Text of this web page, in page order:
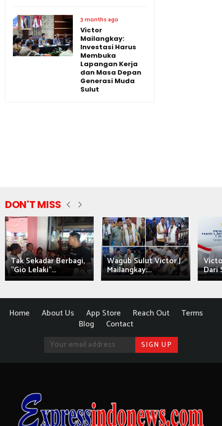
3 months ago
Victor
Mailangkay:
Investasi Harus
Membuka
Lapangan Kerja
dan Masa Depan
Generasi Muda
Sulut
DON'T MISS
Tak Sekadar Berbagi,
"Gio Lelaki"...
Wagub Sulut Victor J.
Mailangkay:... Dari
Home About Us App Store Reach Out
Terms
Blog
Contact